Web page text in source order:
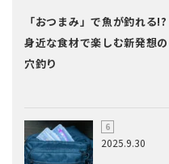
「おつまみ」で魚が釣れる!?
身近な食材で楽しむ新発想の
穴釣り
2025.9.30